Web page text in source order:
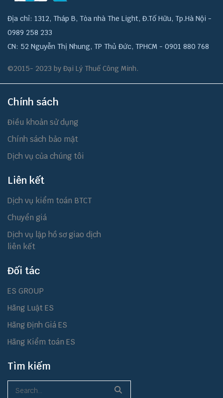
Địa chỉ: 1312, Tháp B, Tòa nhà The Light, Đ.Tố Hữu, Tp.Hà Nội -
0989 258 233
CN: 52 Nguyễn Thị Nhung, TP Thủ Đức, TPHCM - 0901 880 768
©2015- 2023 by Đại Lý Thuế Công Minh.
Chính sách
Điều khoản sử dụng
Chính sách bảo mật
Dịch vụ của chúng tôi
Liên kết
Dịch vụ kiểm toán BTCT
Chuyển giá
Dịch vụ lập hồ sơ giao dịch
liên kết
Đối tác
ES GROUP
Hãng Luật ES
Hãng Định Giá ES
Hãng Kiểm toán ES
Tìm kiếm